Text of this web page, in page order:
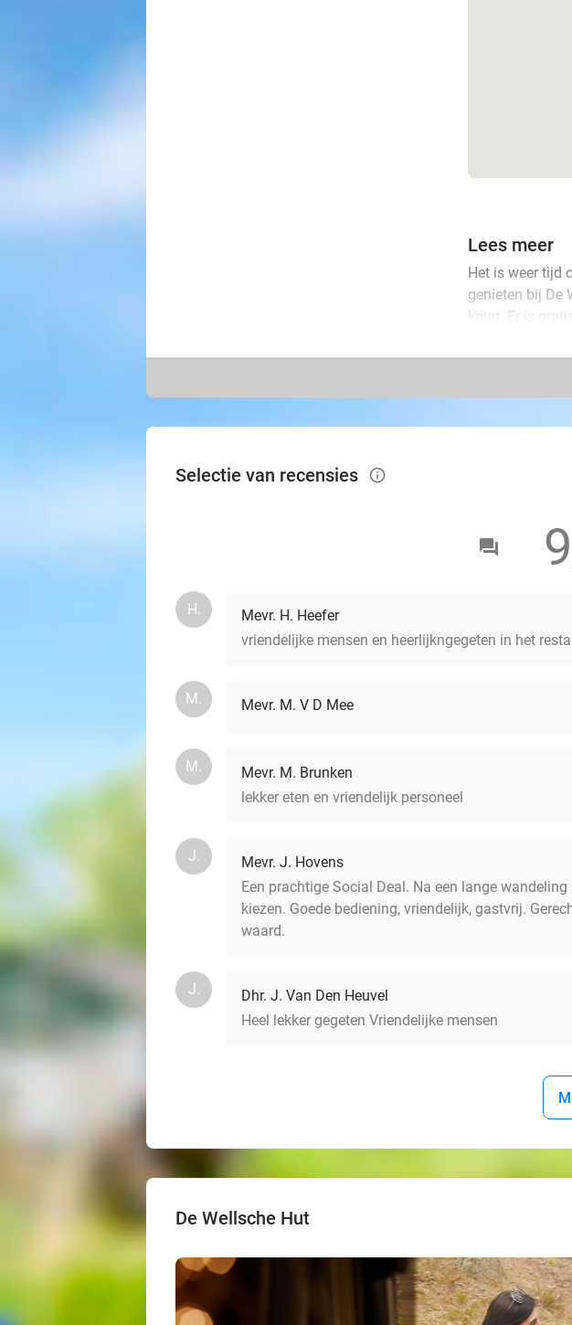
Lees meer
Het is weer tijd
genieten bij De
krijgt. Er is
De
fietsroutes in
Selectie van recensies info_outlined
H.
Mevr. H. Heefer
vriendelijke mensen en heerlijkngegeten in het
M. Mevr. M. V D Mee
M.
Mevr. M. Brunken
lekker eten en vriendelijk personeel
J.
Mevr. J. Hovens
Een prachtige Social Deal. Na een lange
kiezen. Goede bediening, vriendelijk, gastvrij.
waard.
J.
Dhr. J. Van Den Heuvel
Heel lekker gegeten Vriendelijke mensen
De Wellsche Hut